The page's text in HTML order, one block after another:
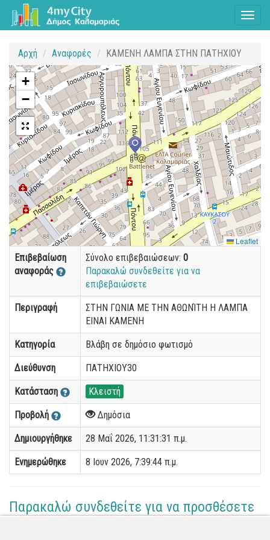
Αρχή Αναφορές ΚΑΜΕΝΗ ΛΑΜΠΑ ΣΤΗΝ ΠΑΤΗΧΙΟΥ
+
−
Leaflet
Επιβεβαίωση
αναφοράς
Σύνολο επιβεβαιώσεων: 0
Παρακαλώ συνδεθείτε για να
επιβεβαιώσετε
Περιγραφή
ΣΤΗΝ ΓΩΝΙΑ ΜΕ ΤΗΝ ΑΘΩΝΊΤΗ Η ΛΑΜΠΑ
ΕΙΝΑΙ ΚΑΜΕΝΗ
Κατηγορία Βλάβη σε δημόσιο φωτισμό
Διεύθυνση ΠΑΤΗΧΙΟΥ30
Κατάσταση Κλειστή
Προβολή Δημόσια
Δημιουργήθηκε 28 Μαΐ 2026, 11:31:31 π.μ.
Ενημερώθηκε 8 Ιουν 2026, 7:39:44 π.μ.
Παρακαλώ συνδεθείτε για να προσθέσετε